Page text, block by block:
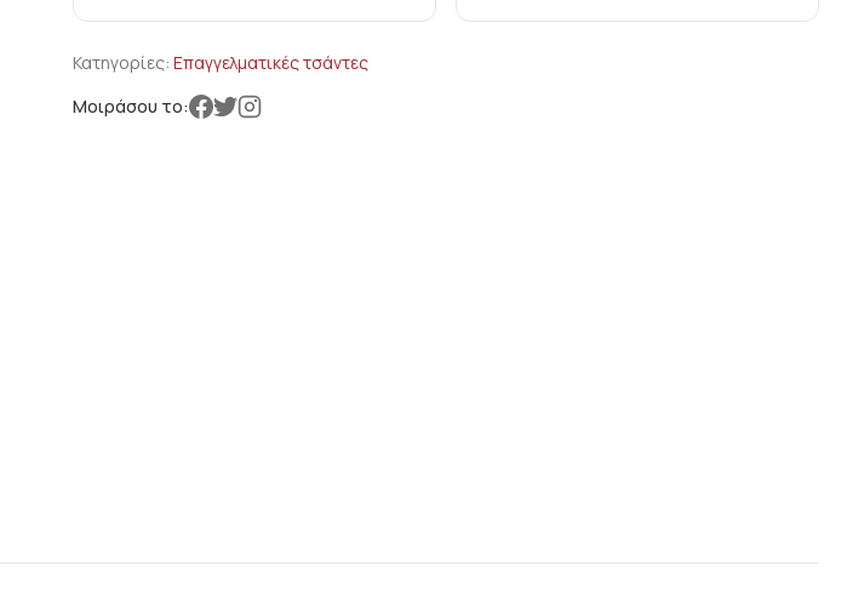
Κατηγορίες: Επαγγελματικές τσάντες
Μοιράσου το: